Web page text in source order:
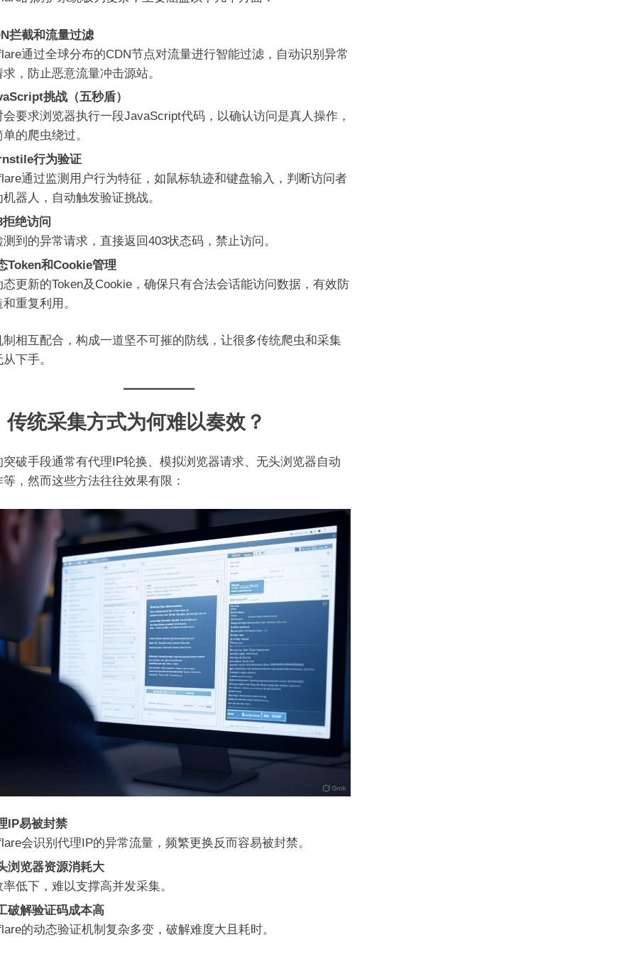
拦截和流量过滤
通过全球分布的CDN节点对流量进行智能过滤，自动识别异常
，防止恶意流量冲击源站。
挑战（五秒盾）
会要求浏览器执行一段JavaScript代码，以确认访问是真人操作，
的爬虫绕过。
行为验证
通过监测用户行为特征，如鼠标轨迹和键盘输入，判断访问者
器人，自动触发验证挑战。
拒绝访问
到的异常请求，直接返回403状态码，禁止访问。
Token和Cookie管理
态更新的Token及Cookie，确保只有合法会话能访问数据，有效防
重复利用。
制相互配合，构成一道坚不可摧的防线，让很多传统爬虫和采集
下手。
传统采集方式为何难以奏效？
突破手段通常有代理IP轮换、模拟浏览器请求、无头浏览器自动
，然而这些方法往往效果有限：
IP易被封禁
会识别代理IP的异常流量，频繁更换反而容易被封禁。
浏览器资源消耗大
低下，难以支撑高并发采集。
破解验证码成本高
的动态验证机制复杂多变，破解难度大且耗时。